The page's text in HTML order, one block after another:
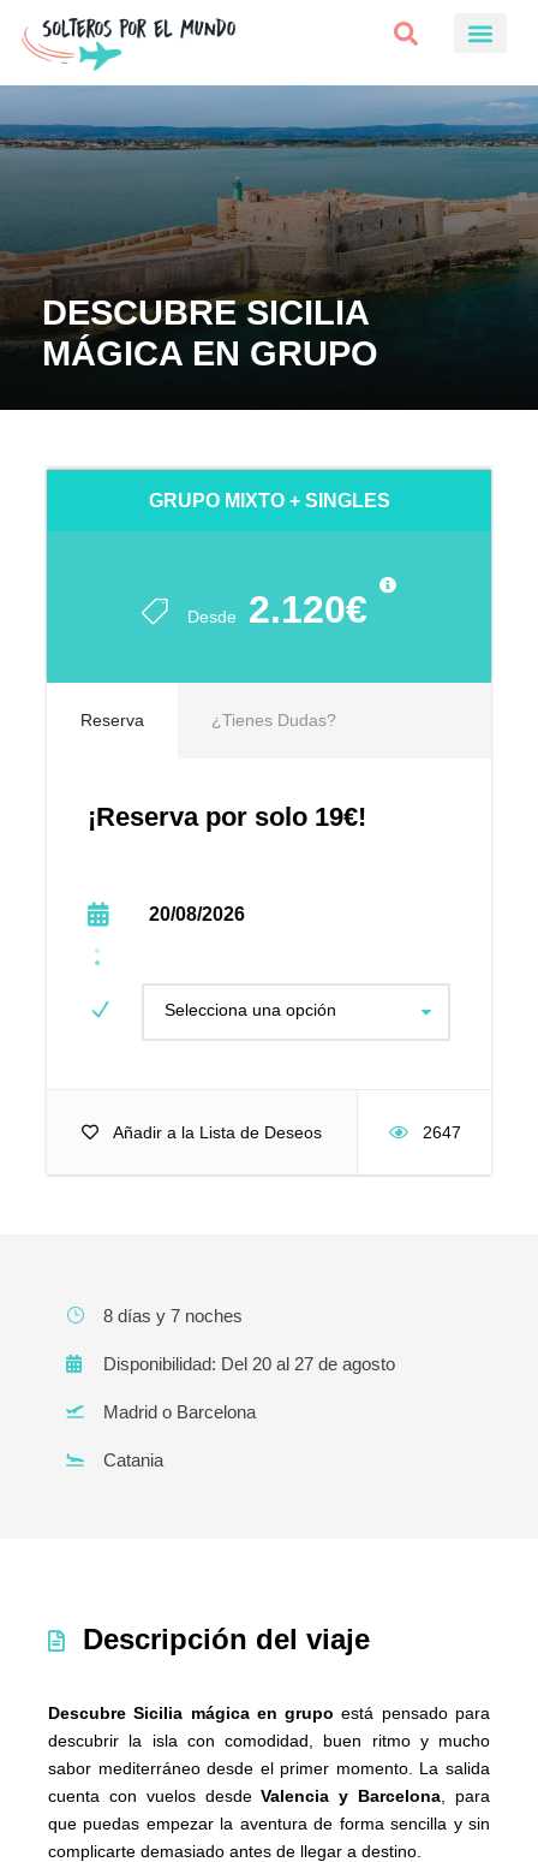
DESCUBRE SICILIA
MÁGICA EN GRUPO
GRUPO MIXTO + SINGLES
Desde 2.120€
Reserva ¿Tienes Dudas?
¡Reserva por solo 19€!
20/08/2026
Selecciona una opción
Añadir a la Lista de Deseos 2647
8 días y 7 noches
Disponibilidad: Del 20 al 27 de agosto
Madrid o Barcelona
Catania
Descripción del viaje
Descubre Sicilia mágica en grupo está pensado para
descubrir la isla con comodidad, buen ritmo y mucho
sabor mediterráneo desde el primer momento. La salida
cuenta con vuelos desdeValencia y Barcelona , para
que puedas empezar la aventura de forma sencilla y sin
complicarte demasiado antes de llegar a destino.